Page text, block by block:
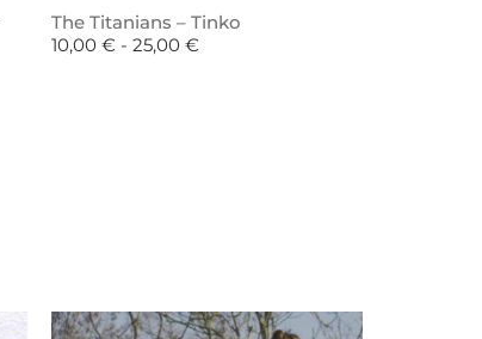
The Titanians – Tinko
10,00 € - 25,00 €